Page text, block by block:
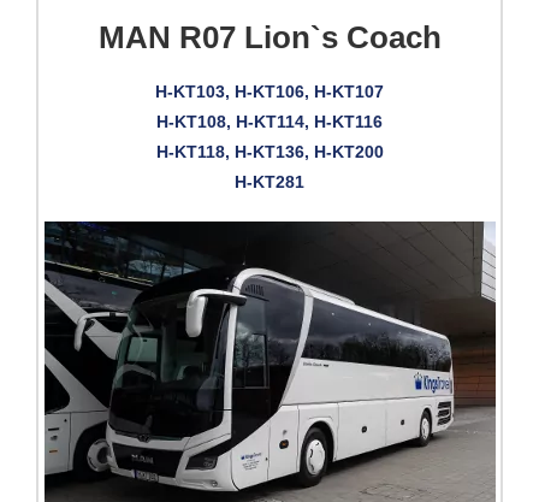
MAN R07 Lion`s Coach
H-KT103, H-KT106, H-KT107
H-KT108, H-KT114, H-KT116
H-KT118, H-KT136, H-KT200
H-KT281